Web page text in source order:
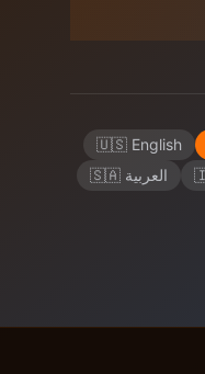
🇺🇸 English
🇸🇦 العربية